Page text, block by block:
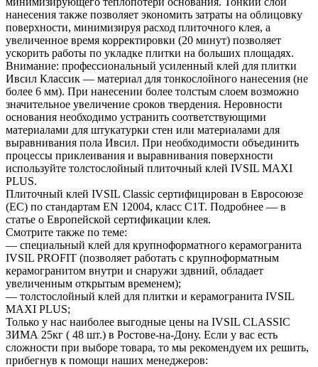
нанесения также позволяет экономить затраты на облицовку
поверхности, минимизируя расход плиточного клея, а
увеличенное время корректировки (20 минут) позволяет
ускорить работы по укладке плитки на больших площадях.
Внимание: профессиональный усиленный клей для плитки
Ивсил Классик — материал для тонкослойного нанесения (не
более 6 мм). При нанесении более толстым слоем возможно
значительное увеличение сроков твердения. Неровности
основания необходимо устранить соответствующими
материалами для штукатурки стен или материалами для
выравнивания пола Ивсил. При необходимости объединить
процессы приклеивания и выравнивания поверхности
используйте толстослойный плиточный клей IVSIL MAXI
PLUS.
Плиточный клей IVSIL Classic сертифицирован в Евросоюзе
(ЕС) по стандартам EN 12004, класс C1T. Подробнее — в
статье о Европейской сертификации клея.
Смотрите также по теме:
— специальный клей для крупноформатного керамогранита
IVSIL PROFIT (позволяет работать с крупноформатным
керамогранитом внутри и снаружи здвний, обладает
увеличенным открытым временем);
— толстослойный клей для плитки и керамогранита IVSIL
MAXI PLUS;
Только у нас наиболее выгодные цены на IVSIL CLASSIC
ЗИМА 25кг ( 48 шт.) в Ростове-на-Дону. Если у вас есть
сложности при выборе товара, то мы рекомендуем их решить,
прибегнув к помощи наших менеджеров: